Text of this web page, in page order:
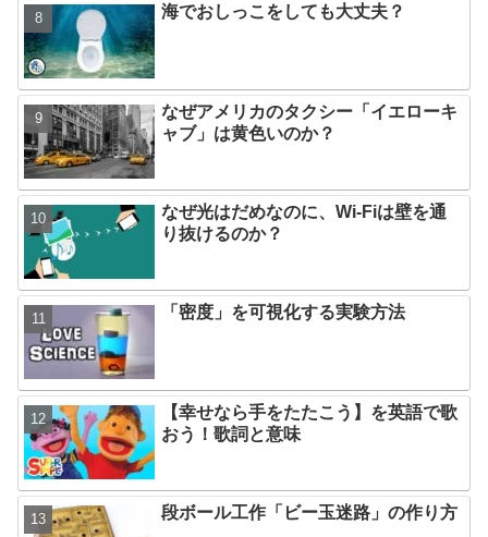
海でおしっこをしても大丈夫？
なぜアメリカのタクシー「イエローキ
ャブ」は黄色いのか？
なぜ光はだめなのに、Wi-Fiは壁を通
り抜けるのか？
「密度」を可視化する実験方法
【幸せなら手をたたこう】を英語で歌
おう！歌詞と意味
段ボール工作「ビー玉迷路」の作り方